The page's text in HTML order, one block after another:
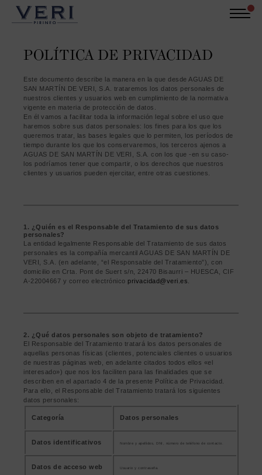
Pasar
Català Castellano
Puro Pirineo
El agua del Pirineo
Sostenibilidad
El producto
POLÍTICA DE PRIVACIDAD
Este documento describe la manera en la que desde AGUAS DE
SAN MARTÍN DE VERI, S.A. trataremos los datos personales de
nuestros clientes y usuarios web en cumplimiento de la normativa
vigente en materia de protección de datos.
En él vamos a facilitar toda la información legal sobre el uso que
haremos sobre sus datos personales: los fines para los que los
queremos tratar, las bases legales que lo permiten, los períodos de
tiempo durante los que los conservaremos, los terceros ajenos a
AGUAS DE SAN MARTÍN DE VERI, S.A. con los que -en su caso-
los podríamos tener que compartir, o los derechos que nuestros
clientes y usuarios pueden ejercitar, entre otras cuestiones.
1. ¿Quién es el Responsable del Tratamiento de sus datos
personales?
La entidad legalmente Responsable del Tratamiento de sus datos
personales es la compañía mercantil AGUAS DE SAN MARTÍN DE
VERI, S.A. (en adelante, “el Responsable del Tratamiento”), con
domicilio en Crta. Pont de Suert s/n, 22470 Bisaurri – HUESCA, CIF
A-22004667 y correo electrónico privacidad@veri.es
2. ¿Qué datos personales son objeto de tratamiento?
El Responsable del Tratamiento tratará los datos personales de
aquellas personas físicas (clientes, potenciales clientes o usuarios
de nuestras páginas web, en adelante citados todos ellos «el
interesado») que nos los faciliten para las finalidades que se
describen en el apartado 4 de la presente Política de Privacidad.
Para ello, el Responsable del Tratamiento tratará los siguientes
datos personales:
Categoría Datos personales
Datos identificativos Nombre y apellidos, DNI, número de teléfono de contacto.
Datos de acceso web Usuario y contraseña.